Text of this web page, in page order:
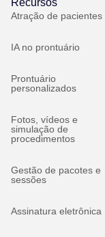
Recursos
Atração de pacientes
IA no prontuário
Prontuário
personalizados
Fotos, vídeos e
simulação de
procedimentos
Gestão de pacotes e
sessões
Assinatura eletrônica